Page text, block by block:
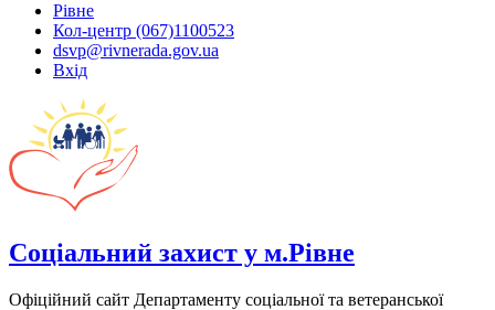
Рівне
Кол-центр (067)1100523
dsvp@rivnerada.gov.ua
Вхід
Соціальний захист у м.Рівне
Офіційний сайт Департаменту соціальної та ветеранської